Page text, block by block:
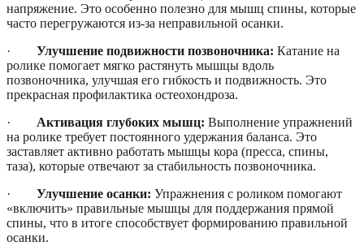
напряжение. Это особенно полезно для мышц спины, которые
часто перегружаются из-за неправильной осанки.
· Улучшение подвижности позвоночника: Катание на
ролике помогает мягко растянуть мышцы вдоль
позвоночника, улучшая его гибкость и подвижность. Это
прекрасная профилактика остеохондроза.
· Активация глубоких мышц: Выполнение упражнений
на ролике требует постоянного удержания баланса. Это
заставляет активно работать мышцы кора (пресса, спины,
таза), которые отвечают за стабильность позвоночника.
· Улучшение осанки: Упражнения с роликом помогают
«включить» правильные мышцы для поддержания прямой
спины, что в итоге способствует формированию правильной
осанки.